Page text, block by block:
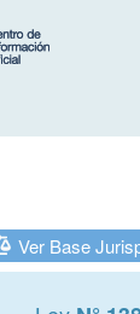
Ver Base